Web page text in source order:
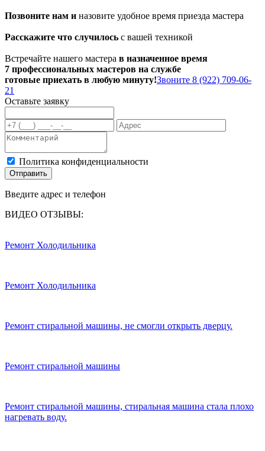
Позвоните нам и назовите удобное время приезда мастера
Расскажите что случилось с вашей техникой
Встречайте нашего мастера в назначенное время
7 профессиональных мастеров на службе
готовые приехать в любую минуту!Звоните 8 (922) 709-06-
21
Оставьте заявку
Политика конфиденциальности
Отправить
Введите адрес и телефон
ВИДЕО ОТЗЫВЫ:
Ремонт Холодильника
Ремонт Холодильника
Ремонт стиральной машины, не смогли открыть дверцу.
Ремонт стиральной машины
Ремонт стиральной машины, стиральная машина стала плохо
нагревать воду.